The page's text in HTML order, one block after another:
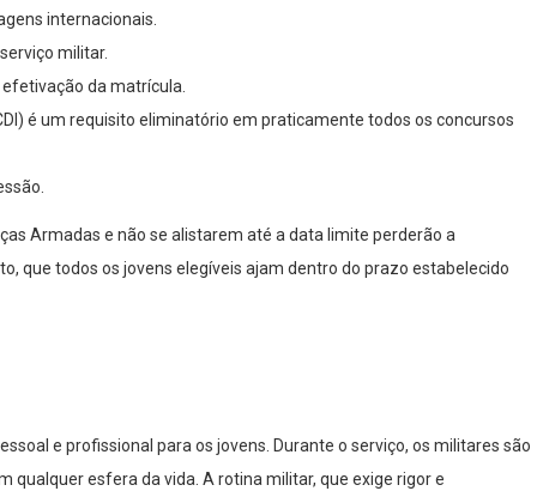
internacionais.
militar.
da matrícula.
é um requisito eliminatório em praticamente todos os concursos
Armadas e não se alistarem até a data limite perderão a
que todos os jovens elegíveis ajam dentro do prazo estabelecido
e profissional para os jovens. Durante o serviço, os militares são
qualquer esfera da vida. A rotina militar, que exige rigor e